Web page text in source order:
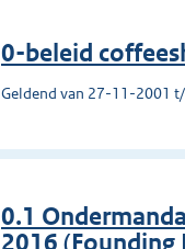
0-beleid
Geldend van 27-11-2001
0.1
2016 (Founding